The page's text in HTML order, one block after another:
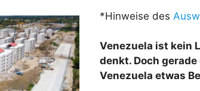
*Hinweise des
Venezuela ist kein
denkt. Doch
Venezuela etwas